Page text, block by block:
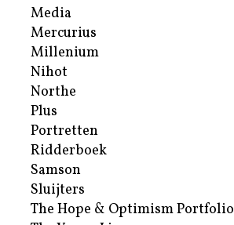
Media
Mercurius
Millenium
Nihot
Northe
Plus
Portretten
Ridderboek
Samson
Sluijters
The Hope & Optimism Portfolio